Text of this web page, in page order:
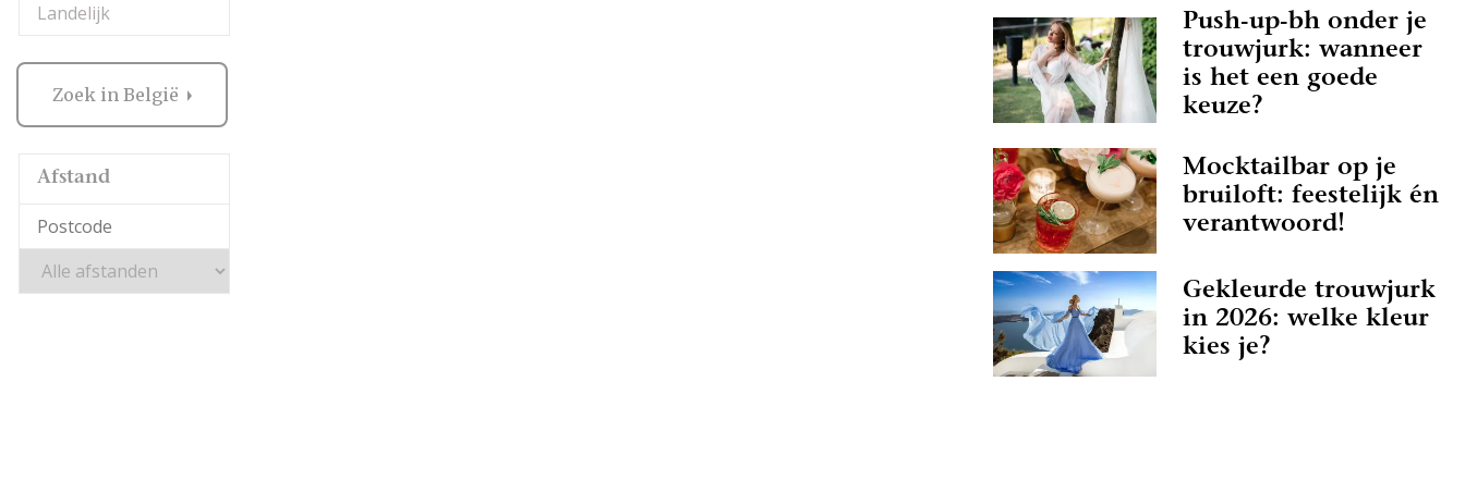
Landelijk
Zoek in België
Afstand
Push-up-bh onder je
trouwjurk: wanneer
is het een goede
keuze?
Mocktailbar op je
bruiloft: feestelijk én
verantwoord!
Gekleurde trouwjurk
in 2026: welke kleur
kies je?